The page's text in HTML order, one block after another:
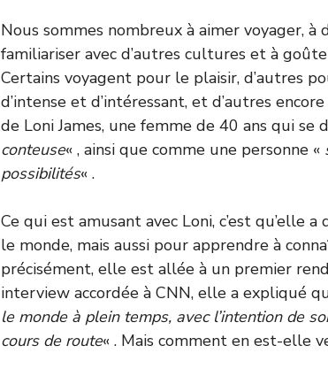
Nous sommes nombreux à aimer voyager,
familiariser avec d’autres cultures et à
Certains voyagent pour le plaisir, d’autres
d’intense et d’intéressant, et d’autres
de Loni James, une femme de 40 ans qui se
conteuse« , ainsi que comme une personne «
possibilités« .
Ce qui est amusant avec Loni, c’est qu’elle
le monde, mais aussi pour apprendre à
précisément, elle est allée à un premier
interview accordée à CNN, elle a expliqué
le monde à plein temps, avec l’intention de
cours de route« . Mais comment en est-elle